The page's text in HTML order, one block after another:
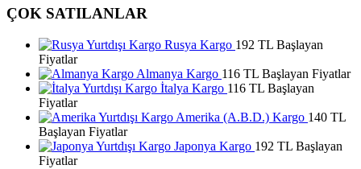
ÇOK SATILANLAR
Rusya Kargo 192 TL Başlayan
Fiyatlar
Almanya Kargo 116 TL Başlayan Fiyatlar
İtalya Kargo 116 TL Başlayan
Fiyatlar
Amerika (A.B.D.) Kargo 140 TL
Başlayan Fiyatlar
Japonya Kargo 192 TL Başlayan
Fiyatlar